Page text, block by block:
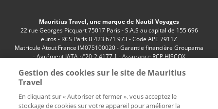
Mauritius Travel, une marque de Nautil Voyages
22 rue Georges Picquart 75017 Paris - S.A.S au capital de 155 696
euros - RCS Paris B 423 671 973 - Code APE 7911Z
Matricule Atout France IM075100020 - Garantie financière Groupama
- Agrément IATA n°20-2 4177 1 - Assurance RCP HISCOX
Gestion des cookies sur le site de Mauritius
Travel
En cliquant sur « Autoriser et fermer », vous acceptez le
stockage de cookies sur votre appareil pour améliorer la